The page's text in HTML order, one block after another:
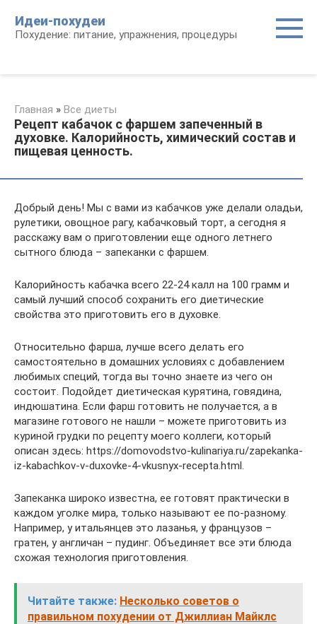
контенту
Идеи-похудеи
Похудение: питание, упражнения, процедуры
Главная » Все диеты
Рецепт кабачок с фаршем запеченный в
духовке. Калорийность, химический состав и
пищевая ценность.
Добрый день! Мы с вами из кабачков уже делали оладьи,
рулетики, овощное рагу, кабачковый торт, а сегодня я
расскажу вам о приготовлении еще одного летнего
сытного блюда – запеканки с фаршем.
Калорийность кабачка всего 22-24 калл на 100 грамм и
самый лучший способ сохранить его диетические
свойства это приготовить его в духовке.
Относительно фарша, лучше всего делать его
самостоятельно в домашних условиях с добавлением
любимых специй, тогда вы точно знаете из чего он
состоит. Подойдет диетическая курятина, говядина,
индюшатина. Если фарш готовить не получается, а в
магазине готового не нашли – можете приготовить из
куриной грудки по рецепту моего коллеги, который
описан здесь: https://domovodstvo-kulinariya.ru/zapekanka-
iz-kabachkov-v-duxovke-4-vkusnyx-recepta.html.
Запеканка широко известна, ее готовят практически в
каждом уголке мира, только называют ее по-разному.
Например, у итальянцев это лазанья, у французов –
гратен, у англичан – пудинг. Объединяет все эти блюда
схожая технология приготовления.
Читайте также: Несколько советов о
правильном похудении от Джиллиан Майклс